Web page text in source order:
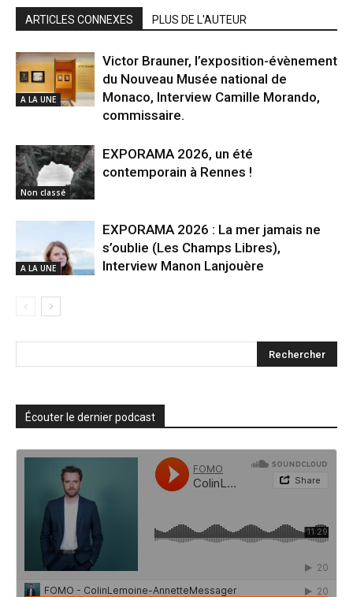
ARTICLES CONNEXES PLUS DE L'AUTEUR
A LA UNE
Victor Brauner, l’exposition-évènement
du Nouveau Musée national de
Monaco, Interview Camille Morando,
commissaire.
Non classé
EXPORAMA 2026, un été
contemporain à Rennes !
A LA UNE
EXPORAMA 2026 : La mer jamais ne
s’oublie (Les Champs Libres),
Interview Manon Lanjouère
Écouter le dernier podcast